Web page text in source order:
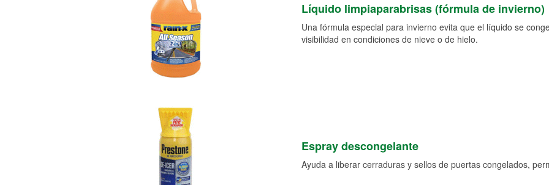
Líquido limpiaparabrisas (fórmula de invierno)
Una fórmula especial para invierno evita que el líquido se
visibilidad en condiciones de nieve o de hielo.
Espray descongelante
Ayuda a liberar cerraduras y sellos de puertas congelados,